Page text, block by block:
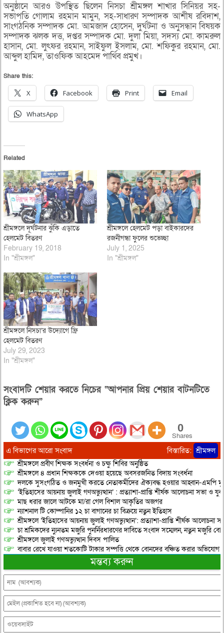
অনুষ্ঠানে আরও উপস্থিত ছিলেন নিসচা শ্রীমঙ্গল শাখার সিনিয়র সহ-
সভাপতি গোলাম রহমান মামুন, সহ-সাধারণ সম্পাদক আশীষ রবিদাশ,
সাংগঠনিক সম্পাদক মো. আমজাদ হোসেন, দুর্ঘটনা ও অনুসন্ধান বিষয়ক
সম্পাদক ঝলক দত্ত, দপ্তর সম্পাদক মো. দুলা মিয়া, সদস্য মো. কামরুল
হাসান, মো. লুৎফর রহমান, সাইফুল ইসলাম, মো. শফিকুর রহমান, মো.
আব্দুল হামিদ, তাওফিক আহমেদ পার্থিব প্রমুখ।
Share this:
X Facebook Print Email
WhatsApp
Related
শ্রীমঙ্গলে দূর্ঘটনার ঝুঁকি এড়াতে
হেলমেট বিতরণ
February 19, 2018
In "শ্রীমঙ্গল"
শ্রীমঙ্গলে হেলমেট পড়া বাইকারদের
রজনীগন্ধা ফুলের শুভেচ্ছা
July 1, 2025
In "শ্রীমঙ্গল"
শ্রীমঙ্গলে নিসচা’র উদ্যোগে ফ্রি
হেলমেট বিতরণ
July 29, 2023
In "শ্রীমঙ্গল"
সংবাদটি শেয়ার করতে নিচের “আপনার প্রিয় শেয়ার বাটনটিতে
ক্লিক করুন”
0
Shares
এ বিভাগের আরো সংবাদ বিস্তারিত: শ্রীমঙ্গল
শ্রীমঙ্গলে প্রবীণ শিক্ষক সংবর্ধনা ও চক্ষু শিবির অনুষ্ঠিত
শ্রীমঙ্গলে ৪ প্রধান শিক্ষককে দেওয়া হয়েছে অবসরজনিত বিদায় সংবর্ধনা
দলকে সুসংগঠিত ও জনমুখী করতে নেতাকর্মীদের ঐক্যবদ্ধ হওয়ার আহ্বান-এমপি
‘ইতিহাসের আয়নায় জুলাই গণঅভ্যুত্থান’ : প্রত্যাশা-প্রাপ্তি শীর্ষক আলোচনা সভা ও
মাছ ধরার জালে আটকে মা/রা গেল বিশাল আকৃতির অজগর
ন্যাশনাল টি কোম্পানির ১২ চা বাগানের চা বিক্রয়ে নতুন ইতিহাস
শ্রীমঙ্গলে ‘ইতিহাসের আয়নায় জুলাই গণঅভ্যুত্থান’: প্রত্যাশা-প্রাপ্তি শীর্ষক আলোচনা
চা শ্রমিকদের ন্যুনতম মজুরি পুনর্নিরধারণের দাবিতে সংবাদ সম্মেলন, নতুন মজুরি
শ্রীমঙ্গলে জুলাই গণঅভ্যুত্থান দিবস পালিত
বাবার রেখে যাওয়া শতকোটি টাকার সম্পত্তি থেকে বোনদের বঞ্চিত করার অভিযোগ
মন্তব্য করুন